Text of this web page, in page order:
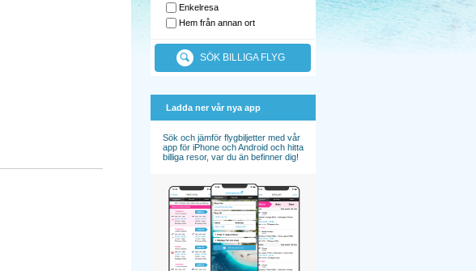
Enkelresa
Hem från annan ort
SÖK BILLIGA FLYG
Ladda ner vår nya app
Sök och jämför flygbiljetter med vår
app för iPhone och Android och hitta
billiga resor, var du än befinner dig!